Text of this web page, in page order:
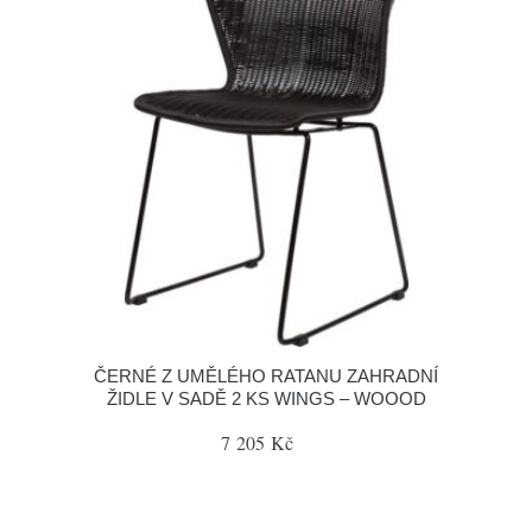
ČERNÉ Z UMĚLÉHO RATANU ZAHRADNÍ
ŽIDLE V SADĚ 2 KS WINGS – WOOOD
7 205 Kč